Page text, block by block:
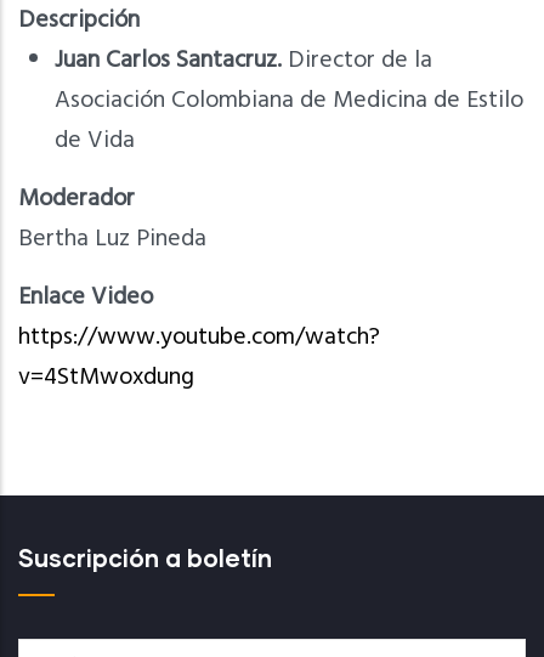
Descripción
Juan Carlos Santacruz. Director de la
Asociación Colombiana de Medicina de Estilo
de Vida
Moderador
Bertha Luz Pineda
Enlace Video
https://www.youtube.com/watch?
v=4StMwoxdung
Suscripción a boletín